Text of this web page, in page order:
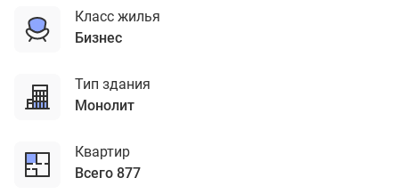
Класс жилья
бизнес
Тип здания
монолит
Квартир
Всего 877